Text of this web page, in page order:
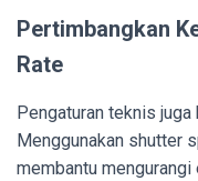
Pertimbangkan
Rate
Pengaturan teknis
Menggunakan shutter
membantu